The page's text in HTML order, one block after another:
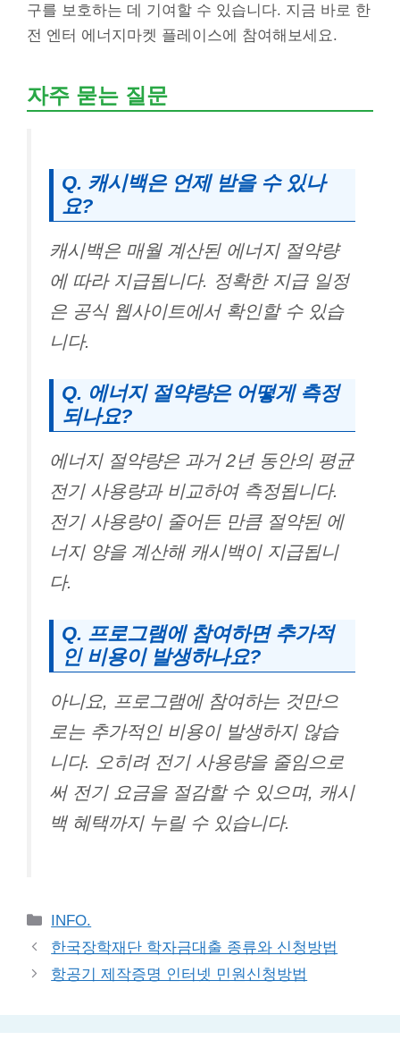
구를 보호하는 데 기여할 수 있습니다. 지금 바로 한
전 엔터 에너지마켓 플레이스에 참여해보세요.
자주 묻는 질문
Q. 캐시백은 언제 받을 수 있나
요?
캐시백은 매월 계산된 에너지 절약량
에 따라 지급됩니다. 정확한 지급 일정
은 공식 웹사이트에서 확인할 수 있습
니다.
Q. 에너지 절약량은 어떻게 측정
되나요?
에너지 절약량은 과거 2년 동안의 평균
전기 사용량과 비교하여 측정됩니다.
전기 사용량이 줄어든 만큼 절약된 에
너지 양을 계산해 캐시백이 지급됩니
다.
Q. 프로그램에 참여하면 추가적
인 비용이 발생하나요?
아니요, 프로그램에 참여하는 것만으
로는 추가적인 비용이 발생하지 않습
니다. 오히려 전기 사용량을 줄임으로
써 전기 요금을 절감할 수 있으며, 캐시
백 혜택까지 누릴 수 있습니다.
Categories
INFO.
한국장학재단 학자금대출 종류와 신청방법
항공기 제작증명 인터넷 민원신청방법